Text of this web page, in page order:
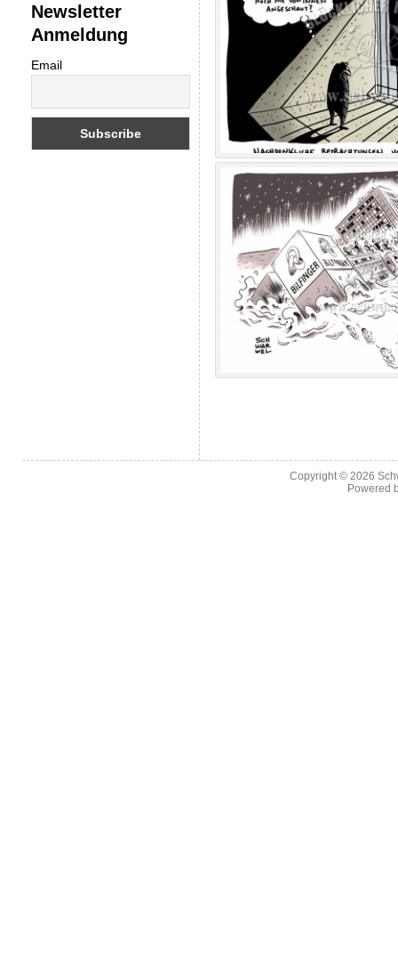
Newsletter
Anmeldung
Email
Copyright © 2026
Powered